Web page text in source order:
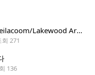
Convenience Store Associate – Steilacoom/Lakewood Area, $19 -$21/hr
회 271
136